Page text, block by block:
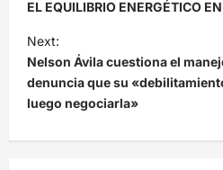
v
e
g
a
c
EL EQUILIBRIO ENERGÉTICO
Next:
Nelson Ávila cuestiona el
denuncia que su
luego negociarla»